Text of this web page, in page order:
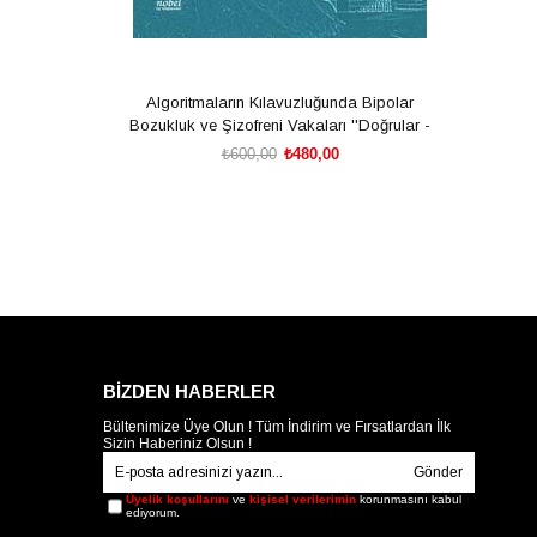
Algoritmaların Kılavuzluğunda Bipolar
Bozukluk ve Şizofreni Vakaları ''Doğrular -
Yanlışlar''
₺480,00
₺600,00
BİZDEN HABERLER
Bültenimize Üye Olun ! Tüm İndirim ve Fırsatlardan İlk
Sizin Haberiniz Olsun !
Gönder
Üyelik koşullarını ve kişisel verileriminkorunmasını kabul
ediyorum.